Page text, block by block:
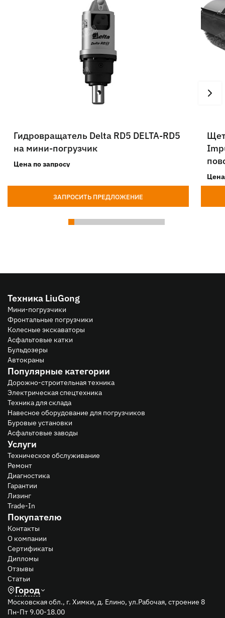
Гидровращатель Delta RD5 DELTA-RD5
на мини-погрузчик
Цена по запросу
ЗАПРОСИТЬ ПРЕДЛОЖЕНИЕ
Техника LiuGong
Мини-погрузчики
Фронтальные погрузчики
Колесные экскаваторы
Асфальтовые катки
Бульдозеры
Автокраны
Популярные категории
Дорожно-строительная техника
Электрическая спецтехника
Техника для склада
Навесное оборудование для погрузчиков
Буровые установки
Асфальтовые заводы
Услуги
Техническое обслуживание
Ремонт
Диагностика
Гарантии
Лизинг
Trade-In
Покупателю
Контакты
О компании
Сертификаты
Дипломы
Отзывы
Статьи
Город
Московская обл., г. Химки, д. Елино, ул.Рабочая, строение 8
Пн-Пт 9.00-18.00